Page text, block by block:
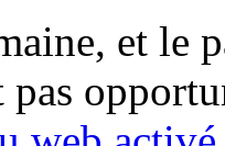
et le
pas